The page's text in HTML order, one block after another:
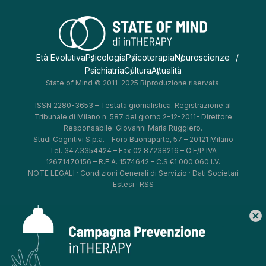
Età EvolutivaPsicologiaPsicoterapiaNeuroscienze
PsichiatriaCulturaAttualità
State of Mind © 2011-2025 Riproduzione riservata.
ISSN 2280-3653 – Testata giornalistica. Registrazione al
Tribunale di Milano n. 587 del giorno 2-12-2011- Direttore
Responsabile: Giovanni Maria Ruggiero.
Studi Cognitivi S.p.a. – Foro Buonaparte, 57 – 20121 Milano
Tel. 347.3354424 – Fax 02.87238216 – C.F/P.IVA
12671470156 – R.E.A. 1574642 – C.S.€1.000.060 I.V.
NOTE LEGALI · Condizioni Generali di Servizio · Dati Societari
Estesi · RSS
Aggiorna le tue preferenze–
** **
cancel